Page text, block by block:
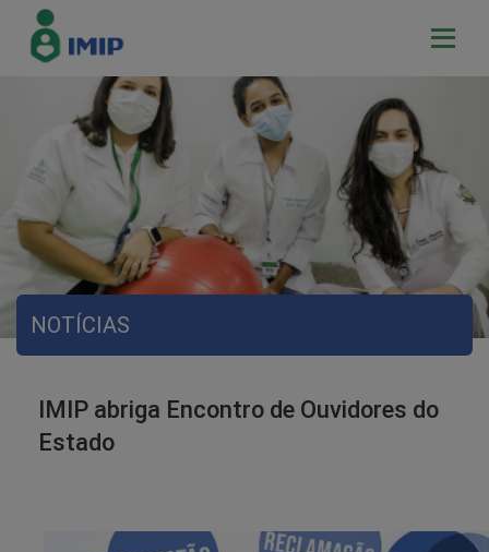
NOTÍCIAS
IMIP abriga Encontro de Ouvidores do
Estado